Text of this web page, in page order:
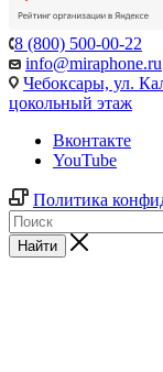
8 (800) 500-00-22
info@miraphone.ru
Чебоксары, ул.
цокольный этаж
Вконтакте
YouTube
Политика
Найти